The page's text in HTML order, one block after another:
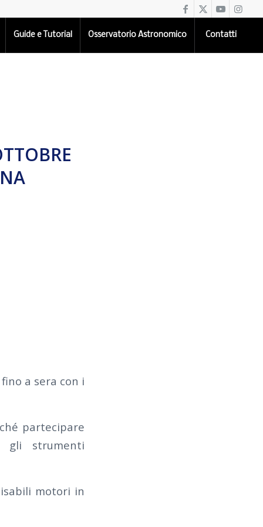
Guide e Tutorial Osservatorio Astronomico Contatti
a sera con i
partecipare
gli strumenti
motori in